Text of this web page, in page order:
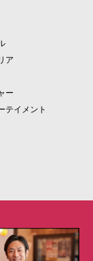
ア
ー
テイメント